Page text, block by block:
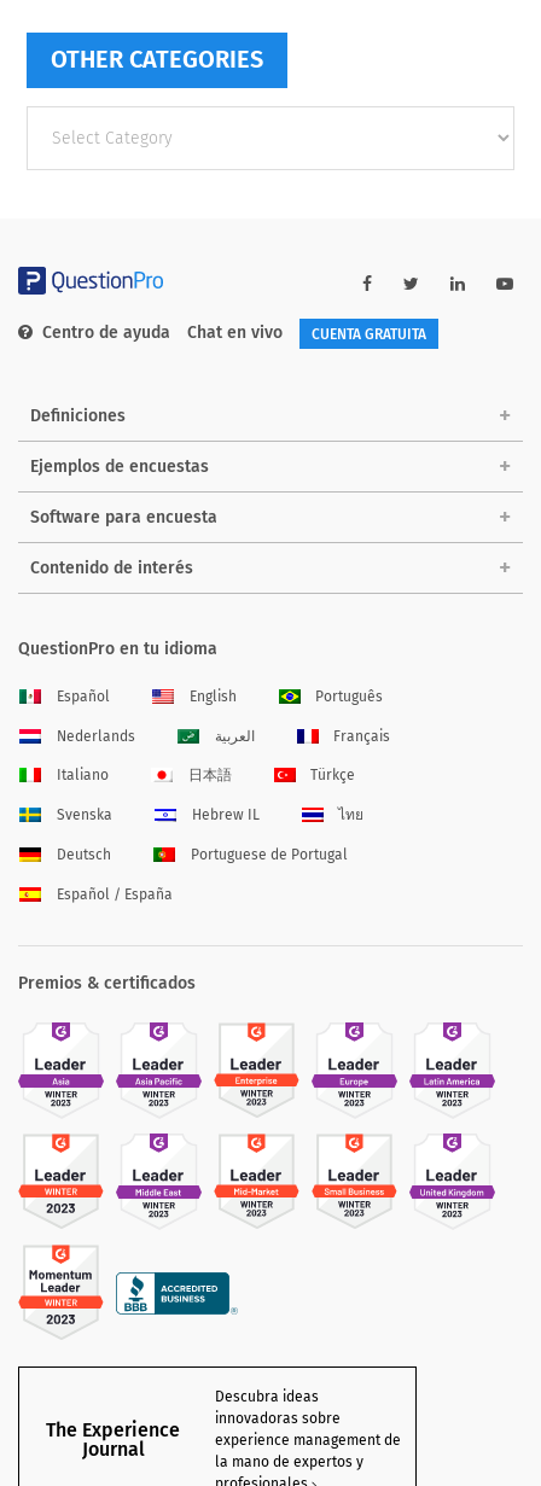
OTHER CATEGORIES
categories
Centro de ayuda Chat en vivo CUENTA GRATUITA
Definiciones
Ejemplos de encuestas
Software para encuesta
Contenido de interés
QuestionPro en tu idioma
Español English Português
Nederlands العربية Français
Italiano 日本語 Türkçe
Svenska Hebrew IL ไทย
Deutsch Portuguese de Portugal
Español / España
Premios & certificados
The Experience
Journal
Descubra ideas
innovadoras sobre
experience management de
la mano de expertos y